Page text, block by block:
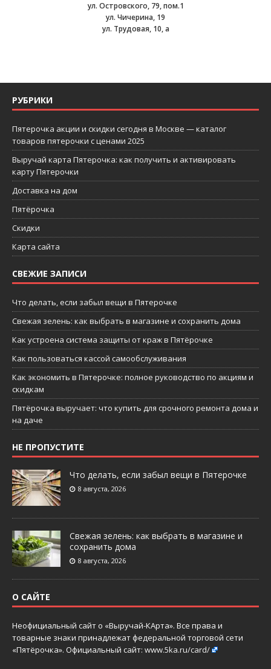
ул. Островского, 79, пом.1
ул. Чичерина, 19
ул. Трудовая, 10, а
РУБРИКИ
Пятерочка акции и скидки сегодня в Москве — каталог
товаров пятерочки с ценами 2025
Выручай карта Пятерочка: как получить и активировать
карту Пятерочки
Доставка на дом
Пятёрочка
Скидки
Карта сайта
СВЕЖИЕ ЗАПИСИ
Что делать, если забыл вещи в Пятерочке
Свежая зелень: как выбрать в магазине и сохранить дома
Как устроена система защиты от краж в Пятёрочке
Как пользоваться кассой самообслуживания
Как экономить в Пятерочке: полное руководство по акциям и
скидкам
Пятёрочка выручает: что купить для срочного ремонта дома и
на даче
НЕ ПРОПУСТИТЕ
Что делать, если забыл вещи в Пятерочке
8 августа, 2026
Свежая зелень: как выбрать в магазине и
сохранить дома
8 августа, 2026
О САЙТЕ
Неофициальный сайт о «Выручай-КАрта». Все права и
товарные знаки принадлежат федеральной торговой сети
«Пятёрочка». Официальный сайт: www.5ka.ru/card/